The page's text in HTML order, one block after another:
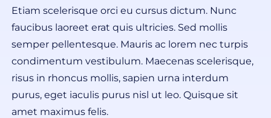
Etiam scelerisque orci eu cursus dictum. Nunc
faucibus laoreet erat quis ultricies. Sed mollis
semper pellentesque. Mauris ac lorem nec turpis
condimentum vestibulum. Maecenas scelerisque,
risus in rhoncus mollis, sapien urna interdum
purus, eget iaculis purus nisl ut leo. Quisque sit
amet maximus felis.